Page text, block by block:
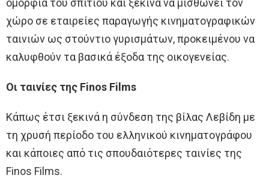
ομορφιά του σπιτιού και ξεκινά να μισθώνει τον
χώρο σε εταιρείες παραγωγής κινηματογραφικών
ταινιών ως στούντιο γυρισμάτων, προκειμένου να
καλυφθούν τα βασικά έξοδα της οικογενείας.
Οι ταινίες της Finos Films
Κάπως έτσι ξεκινά η σύνδεση της βίλας Λεβίδη με
τη χρυσή περίοδο του ελληνικού κινηματογράφου
και κάποιες από τις σπουδαιότερες ταινίες της
Finos Films.